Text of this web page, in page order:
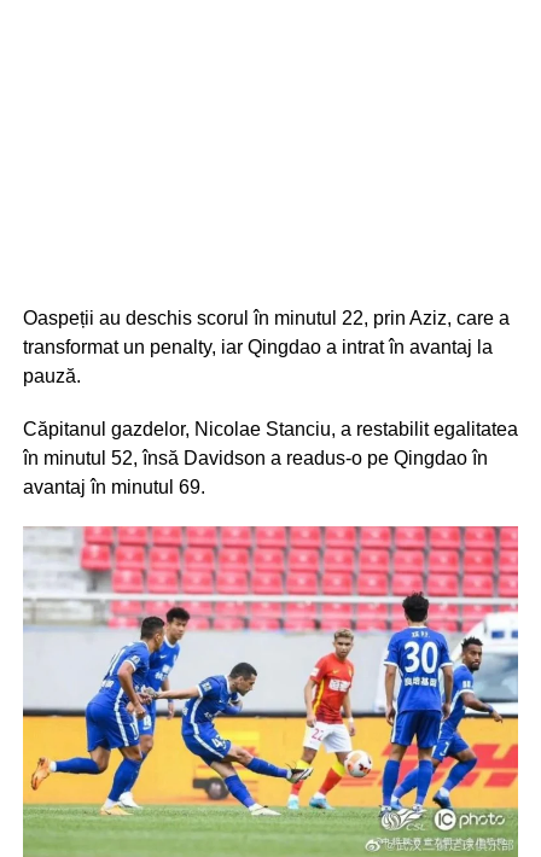
Oaspeții au deschis scorul în minutul 22, prin Aziz, care a
transformat un penalty, iar Qingdao a intrat în avantaj la
pauză.
Căpitanul gazdelor, Nicolae Stanciu, a restabilit egalitatea
în minutul 52, însă Davidson a readus-o pe Qingdao în
avantaj în minutul 69.